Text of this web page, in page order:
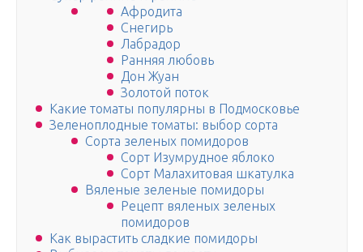
Афродита
Снегирь
Лабрадор
Ранняя любовь
Дон Жуан
Золотой поток
Какие томаты популярны в Подмосковье
Зеленоплодные томаты: выбор сорта
Сорта зеленых помидоров
Сорт Изумрудное яблоко
Сорт Малахитовая шкатулка
Вяленые зеленые помидоры
Рецепт вяленых зеленых
помидоров
Как вырастить сладкие помидоры